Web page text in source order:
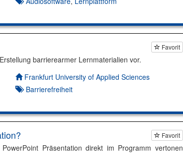
Favorit
barrierearmer Lernmaterialien vor.
Autor*in:
Frankfurt University of Applied Sciences
Barrierefreiheit
Favorit
Präsentation direkt im Programm vertonen